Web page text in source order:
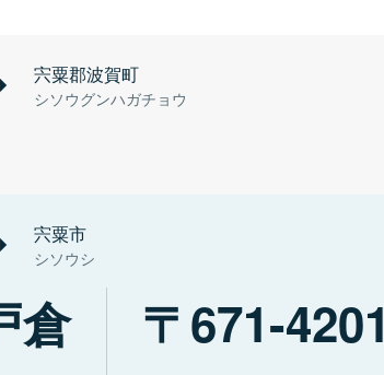
宍粟郡波賀町
シソウグンハガチョウ
宍粟市
シソウシ
倉 671-4201